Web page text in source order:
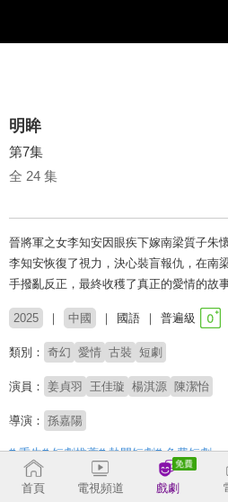
明眸
第7集
全 24 集
晉將軍之女李知安因眼疾下嫁南梁質子朱
李知安恢復了視力，決心裝盲報仇，在南
手撥亂反正，最終收穫了真正的愛情的故事
2025 中國 國語 普遍級
類別： 奇幻 愛情 古裝 短劇
演員： 姜貞羽 王佳璇 楊淇源 陳潔怡
導演： 孫嘉陽
# 重生# 短劇推薦# 熱門短劇# 免費短劇
首頁 電視頻道 戲劇